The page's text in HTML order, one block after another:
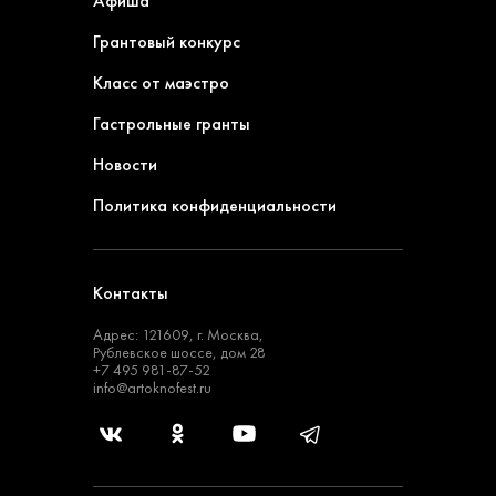
Грантовый конкурс
Класс от маэстро
Гастрольные гранты
Новости
Политика конфиденциальности
Контакты
Адрес: 121609, г. Москва,
Рублевское шоссе, дом 28
+7 495 981-87-52
info@artoknofest.ru